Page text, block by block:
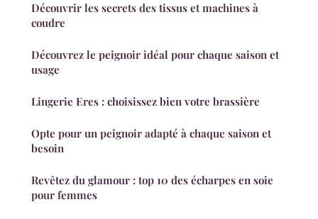
Découvrir les secrets des tissus et machines à
coudre
Découvrez le peignoir idéal pour chaque saison et
usage
Lingerie Eres : choisissez bien votre brassière
Opte pour un peignoir adapté à chaque saison et
besoin
Revêtez du glamour : top 10 des écharpes en soie
pour femmes